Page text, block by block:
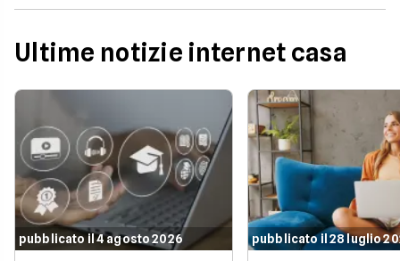
Ultime notizie internet casa
pubblicato il 4 agosto 2026 pubblicato il 28 luglio